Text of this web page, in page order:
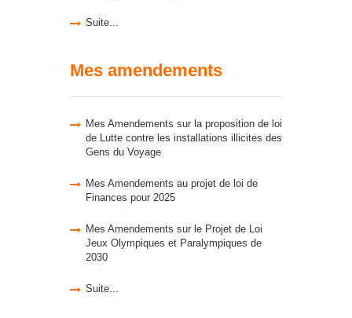
Suite...
Mes amendements
Mes Amendements sur la proposition de loi
de Lutte contre les installations illicites des
Gens du Voyage
Mes Amendements au projet de loi de
Finances pour 2025
Mes Amendements sur le Projet de Loi
Jeux Olympiques et Paralympiques de
2030
Suite...